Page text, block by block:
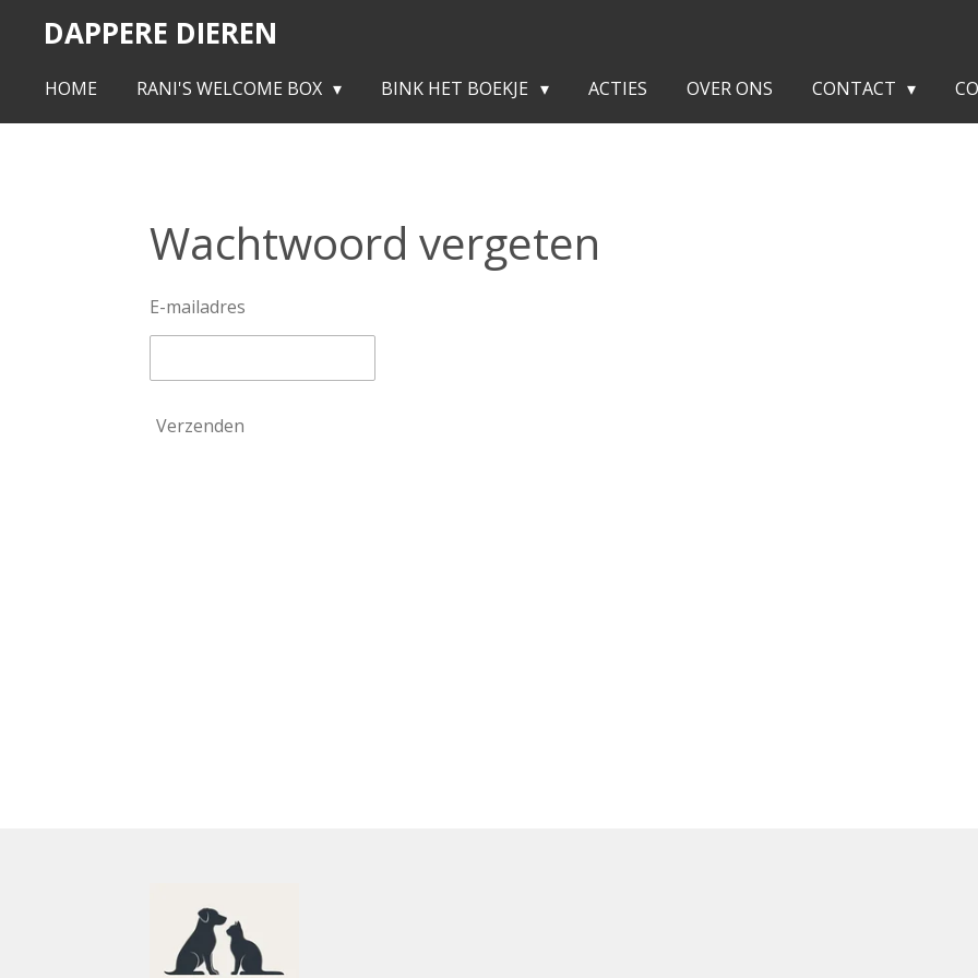
naar
DAPPERE DIEREN
HOME RANI'S WELCOME BOX BINK HET BOEKJE ACTIES OVER ONS CONTACT
Wachtwoord vergeten
E-mailadres
Verzenden